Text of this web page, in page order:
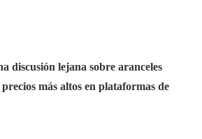
discusión lejana sobre aranceles
más altos en plataformas de